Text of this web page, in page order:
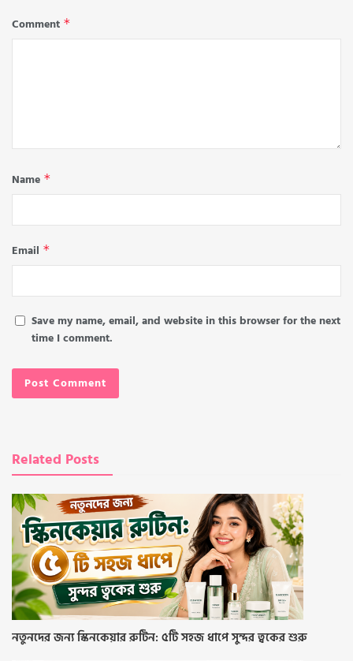
Comment *
Name *
Email *
Save my name, email, and website in this browser for the next
time I comment.
Related Posts
নতুনদের জন্য স্কিনকেয়ার রুটিন: ৫টি সহজ ধাপে সুন্দর ত্বকের শুরু